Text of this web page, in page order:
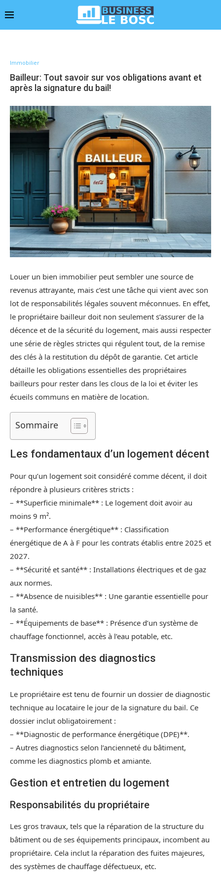
Immobilier
Bailleur: Tout savoir sur vos obligations avant et
après la signature du bail!
Louer un bien immobilier peut sembler une source de
revenus attrayante, mais c’est une tâche qui vient avec son
lot de responsabilités légales souvent méconnues. En effet,
le propriétaire bailleur doit non seulement s’assurer de la
décence et de la sécurité du logement, mais aussi respecter
une série de règles strictes qui régulent tout, de la remise
des clés à la restitution du dépôt de garantie. Cet article
détaille les obligations essentielles des propriétaires
bailleurs pour rester dans les clous de la loi et éviter les
écueils communs en matière de location.
Sommaire
Les fondamentaux d’un logement décent
Pour qu’un logement soit considéré comme décent, il doit
répondre à plusieurs critères stricts :
– **Superficie minimale** : Le logement doit avoir au
moins 9 m².
– **Performance énergétique** : Classification
énergétique de A à F pour les contrats établis entre 2025 et
2027.
– **Sécurité et santé** : Installations électriques et de gaz
aux normes.
– **Absence de nuisibles** : Une garantie essentielle pour
la santé.
– **Équipements de base** : Présence d’un système de
chauffage fonctionnel, accès à l’eau potable, etc.
Transmission des diagnostics
techniques
Le propriétaire est tenu de fournir un dossier de diagnostic
technique au locataire le jour de la signature du bail. Ce
dossier inclut obligatoirement :
– **Diagnostic de performance énergétique (DPE)**.
– Autres diagnostics selon l’ancienneté du bâtiment,
comme les diagnostics plomb et amiante.
Gestion et entretien du logement
Responsabilités du propriétaire
Les gros travaux, tels que la réparation de la structure du
bâtiment ou de ses équipements principaux, incombent au
propriétaire. Cela inclut la réparation des fuites majeures,
des systèmes de chauffage défectueux, etc.